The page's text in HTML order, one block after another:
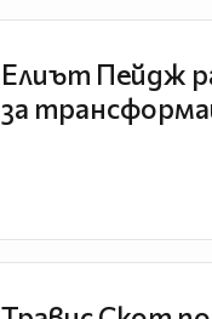
Елиът Пейдж
за